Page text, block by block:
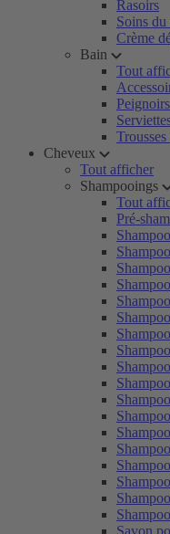
Rasoirs
Soins du
Crème
Bain
Tout
Cheveux
Tout afficher
Shampooings
Tout
Pré-
Savon